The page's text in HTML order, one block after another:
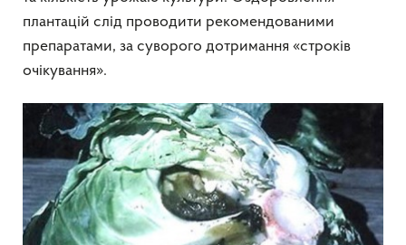
плантацій слід проводити рекомендованими
препаратами, за суворого дотримання «строків
очікування».